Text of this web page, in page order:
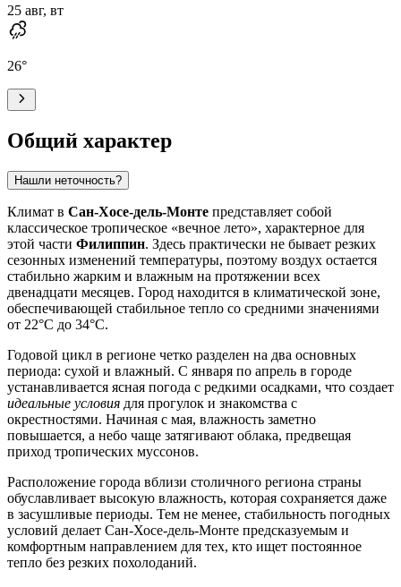
25 авг, вт
26°
Общий характер
Нашли неточность?
Климат в Сан-Хосе-дель-Монте представляет собой
классическое тропическое «вечное лето», характерное для
этой части Филиппин. Здесь практически не бывает резких
сезонных изменений температуры, поэтому воздух остается
стабильно жарким и влажным на протяжении всех
двенадцати месяцев. Город находится в климатической зоне,
обеспечивающей стабильное тепло со средними значениями
от 22°C до 34°C.
Годовой цикл в регионе четко разделен на два основных
периода: сухой и влажный. С января по апрель в городе
устанавливается ясная погода с редкими осадками, что создает
идеальные условия для прогулок и знакомства с
окрестностями. Начиная с мая, влажность заметно
повышается, а небо чаще затягивают облака, предвещая
приход тропических муссонов.
Расположение города вблизи столичного региона страны
обуславливает высокую влажность, которая сохраняется даже
в засушливые периоды. Тем не менее, стабильность погодных
условий делает Сан-Хосе-дель-Монте предсказуемым и
комфортным направлением для тех, кто ищет постоянное
тепло без резких похолоданий.